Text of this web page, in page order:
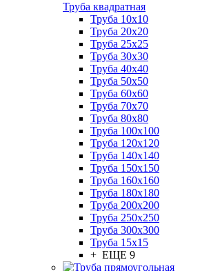
Труба квадратная
Труба 10x10
Труба 20x20
Труба 25x25
Труба 30x30
Труба 40x40
Труба 50x50
Труба 60x60
Труба 70x70
Труба 80x80
Труба 100x100
Труба 120x120
Труба 140x140
Труба 150x150
Труба 160x160
Труба 180x180
Труба 200x200
Труба 250x250
Труба 300x300
Труба 15x15
+ ЕЩЕ 9